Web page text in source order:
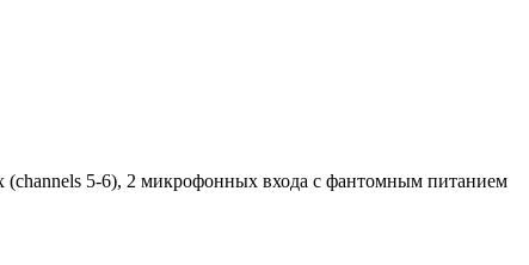
5-6), 2 микрофонных входа с фантомным питанием